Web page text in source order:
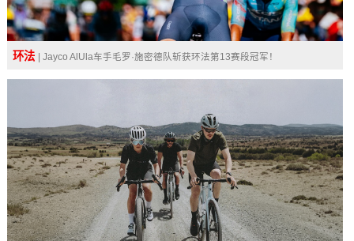
环法 | Jayco AlUla车手毛罗·施密德队斩获环法第13赛段冠军！